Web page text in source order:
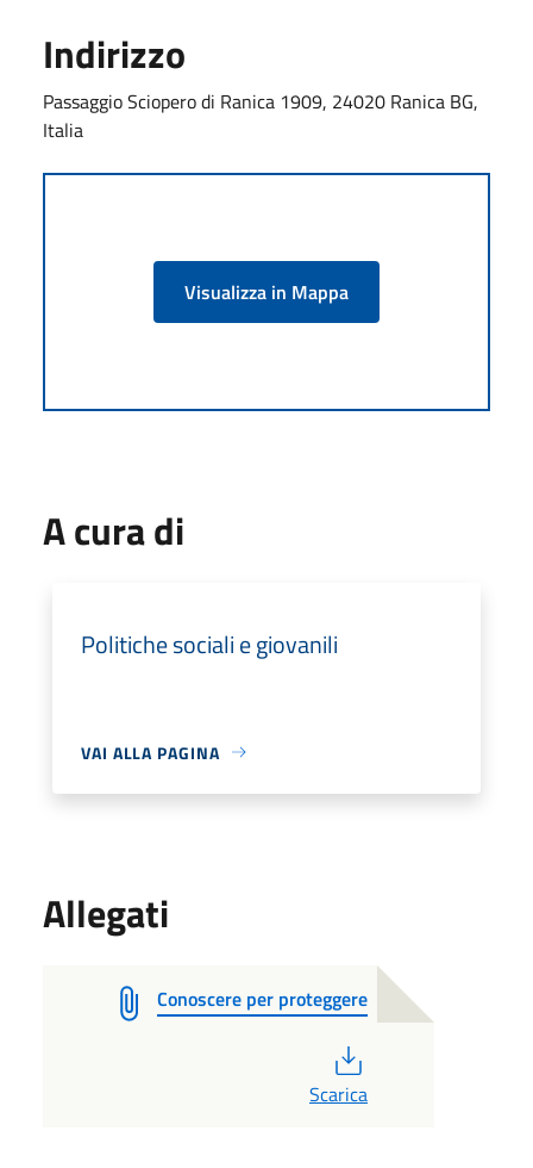
Indirizzo
Passaggio Sciopero di Ranica 1909, 24020 Ranica BG,
Italia
Visualizza in Mappa
A cura di
Politiche sociali e giovanili
VAI ALLA PAGINA
Allegati
Conoscere per proteggere
Scarica